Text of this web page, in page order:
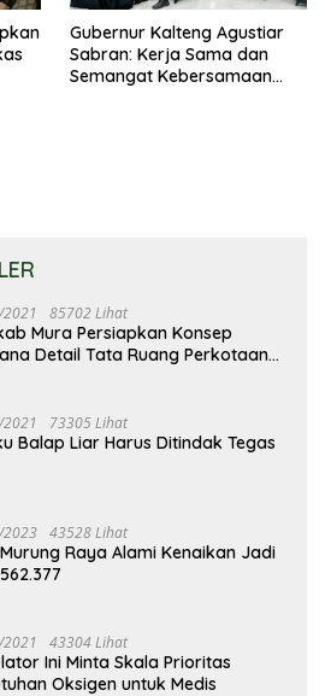
Gubernur Kalteng Agustiar
Sabran: Kerja Sama dan
Semangat Kebersamaan
85702 Lihat
Mura Persiapkan Konsep
Detail Tata Ruang Perkotaan
73305 Lihat
Balap Liar Harus Ditindak Tegas
43528 Lihat
Murung Raya Alami Kenaikan Jadi
43304 Lihat
Ini Minta Skala Prioritas
Oksigen untuk Medis